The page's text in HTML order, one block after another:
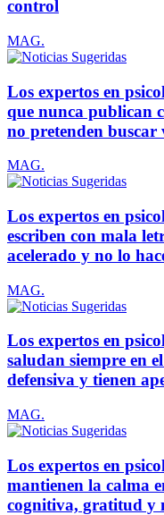
control
MAG.
Los expertos en
que nunca publican
no pretenden
MAG.
Los expertos en
escriben con mala
acelerado y no lo
MAG.
Los expertos en
saludan siempre en
defensiva y tienen
MAG.
Los expertos en
mantienen la calma
cognitiva, gratitud y